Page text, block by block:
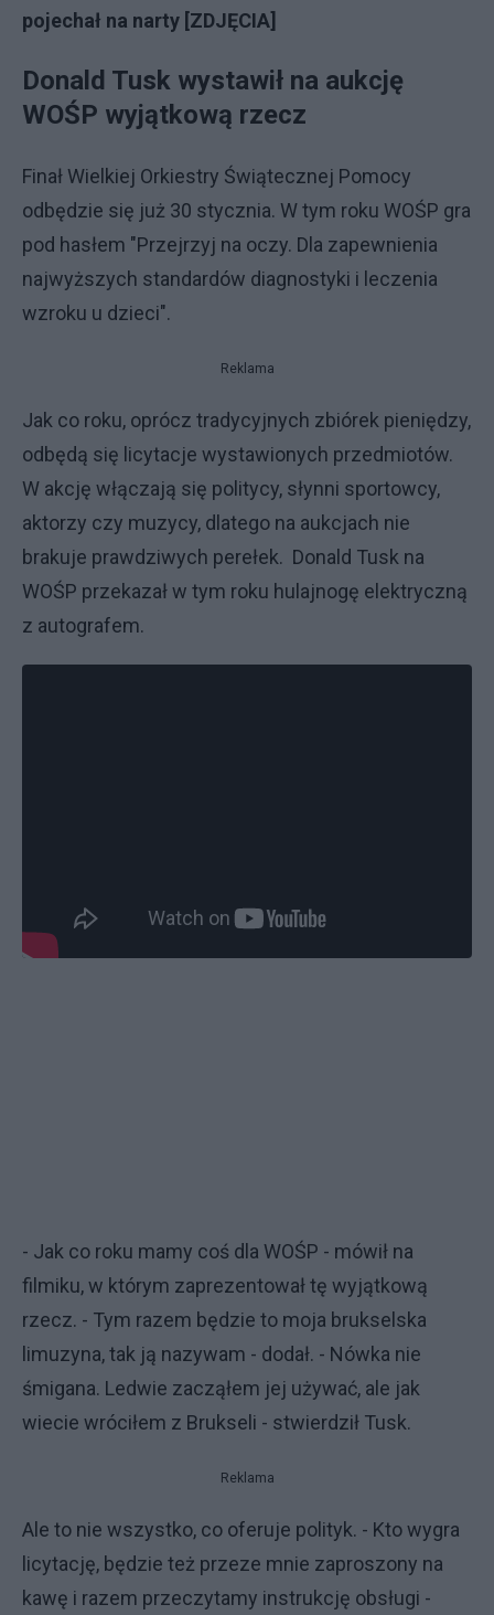
pojechał na narty [ZDJĘCIA]
Donald Tusk wystawił na aukcję
WOŚP wyjątkową rzecz
Finał Wielkiej Orkiestry Świątecznej Pomocy
odbędzie się już 30 stycznia. W tym roku WOŚP gra
pod hasłem "Przejrzyj na oczy. Dla zapewnienia
najwyższych standardów diagnostyki i leczenia
wzroku u dzieci".
Reklama
Jak co roku, oprócz tradycyjnych zbiórek pieniędzy,
odbędą się licytacje wystawionych przedmiotów.
W akcję włączają się politycy, słynni sportowcy,
aktorzy czy muzycy, dlatego na aukcjach nie
brakuje prawdziwych perełek. Donald Tusk na
WOŚP przekazał w tym roku hulajnogę elektryczną
z autografem.
- Jak co roku mamy coś dla WOŚP - mówił na
filmiku, w którym zaprezentował tę wyjątkową
rzecz. - Tym razem będzie to moja brukselska
limuzyna, tak ją nazywam - dodał. - Nówka nie
śmigana. Ledwie zacząłem jej używać, ale jak
wiecie wróciłem z Brukseli - stwierdził Tusk.
Reklama
Ale to nie wszystko, co oferuje polityk. - Kto wygra
licytację, będzie też przeze mnie zaproszony na
kawę i razem przeczytamy instrukcję obsługi -